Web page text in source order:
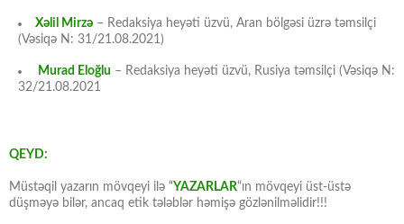
Xəlil Mirzə – Redaksiya heyəti üzvü, Aran bölgəsi üzrə təmsilçi
(Vəsiqə N: 31/21.08.2021)
Murad Eloğlu – Redaksiya heyəti üzvü, Rusiya təmsilçi (Vəsiqə N:
32/21.08.2021
QEYD:
Müstəqil yazarın mövqeyi ilə “YAZARLAR“ın mövqeyi üst-üstə
düşməyə bilər, ancaq etik tələblər həmişə gözlənilməlidir!!!